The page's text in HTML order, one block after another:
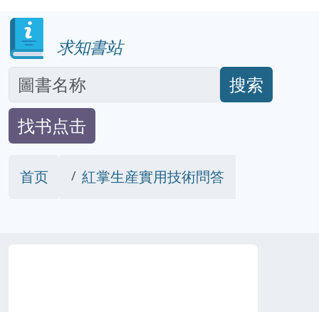
求知書站
搜索
找书点击
首页 紅掌生産實用技術問答